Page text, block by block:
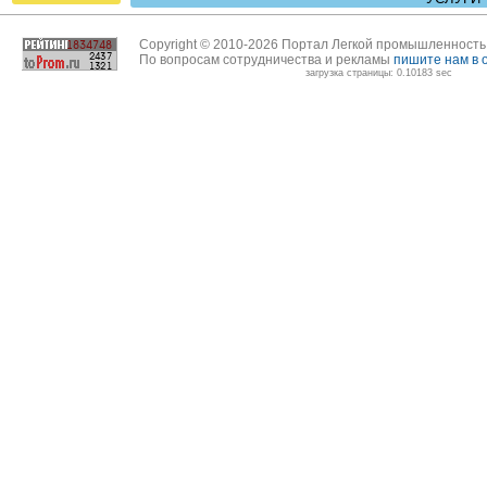
Copyright © 2010-2026 Портал Легкой
По вопросам сотрудничества и рекламы пишите нам в
загрузка страницы: 0.10183 sec